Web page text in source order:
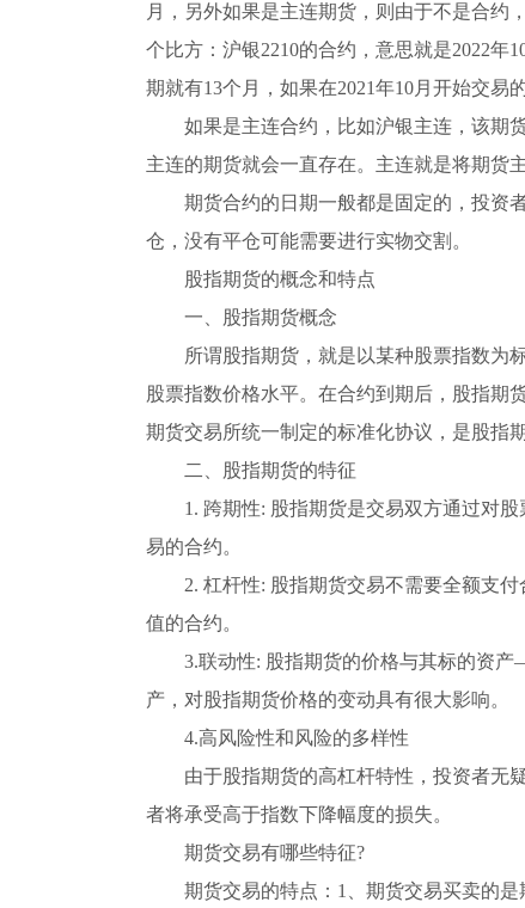
月，另外如果是主连期货，则由于不是合约
个比方：沪银2210的合约，意思就是2022年
期就有13个月，如果在2021年10月开始交易
如果是主连合约，比如沪银主连，该期
主连的期货就会一直存在。主连就是将期货
期货合约的日期一般都是固定的，投资
仓，没有平仓可能需要进行实物交割。
股指期货的概念和特点
一、股指期货概念
所谓股指期货，就是以某种股票指数为
股票指数价格水平。在合约到期后，股指期
期货交易所统一制定的标准化协议，是股指
二、股指期货的特征
1. 跨期性: 股指期货是交易双方通过对
易的合约。
2. 杠杆性: 股指期货交易不需要全额支
值的合约。
3.联动性: 股指期货的价格与其标的资
产，对股指期货价格的变动具有很大影响。
4.高风险性和风险的多样性
由于股指期货的高杠杆特性，投资者无
者将承受高于指数下降幅度的损失。
期货交易有哪些特征?
期货交易的特点：1、期货交易买卖的